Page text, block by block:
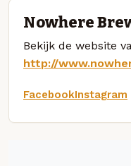
Nowhere
Bekijk de website
http://
FacebookInstagram